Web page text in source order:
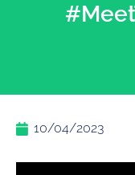
10/04/2023